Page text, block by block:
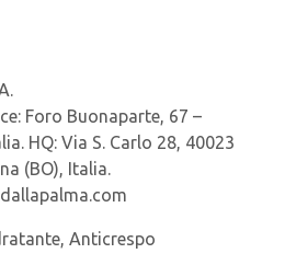
Foro Buonaparte, 67 –
HQ: Via S. Carlo 28, 40023
(BO), Italia.
Anticrespo